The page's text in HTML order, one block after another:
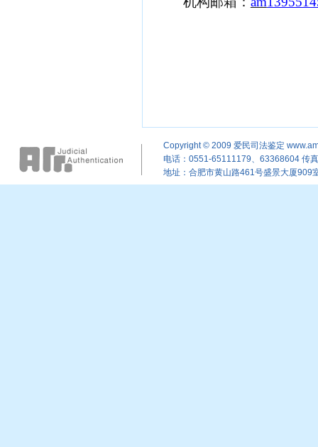
Copyright © 2009 爱民司法鉴定
电话：0551-65111179、63368604 传
地址：合肥市黄山路461号盛景大厦909